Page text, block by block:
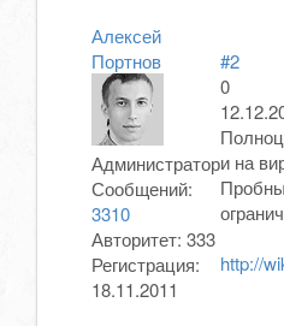
Алексей
Портнов
Администратор
Сообщений:
3310
Авторитет: 333
Регистрация:
18.11.2011
#2
0
и на
http://